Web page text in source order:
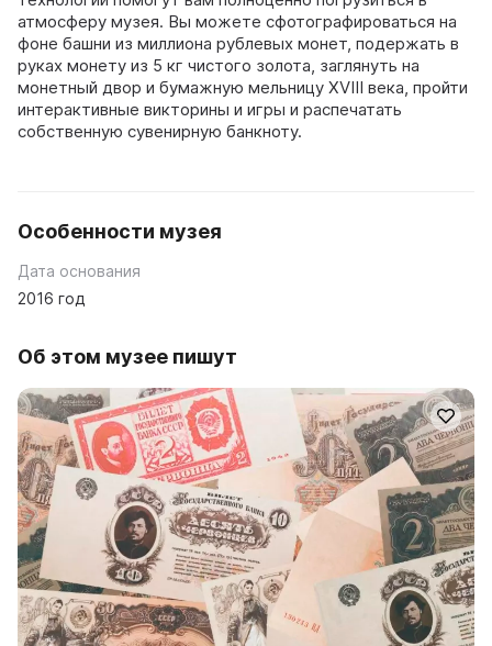
атмосферу музея. Вы можете сфотографироваться на
фоне башни из миллиона рублевых монет, подержать в
руках монету из 5 кг чистого золота, заглянуть на
монетный двор и бумажную мельницу XVIII века, пройти
интерактивные викторины и игры и распечатать
собственную сувенирную банкноту.
Особенности музея
Дата основания
2016 год
Об этом музее пишут